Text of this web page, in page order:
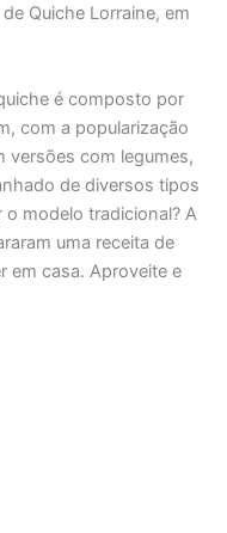
Quiche Lorraine, em
é composto por
com a popularização
versões com legumes,
de diversos tipos
modelo tradicional? A
uma receita de
em casa. Aproveite e